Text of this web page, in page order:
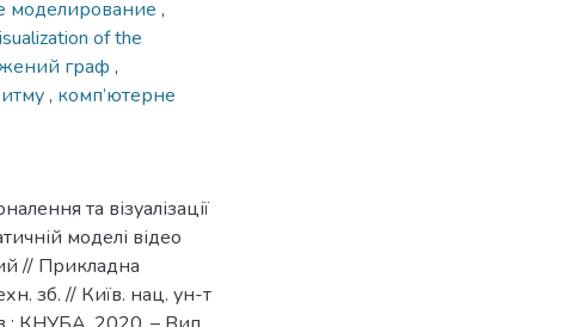
моделирование ,
of the
граф ,
, комп’ютерне
та візуалізації
моделі відео
// Прикладна
зб. // Київ. нац. ун-т